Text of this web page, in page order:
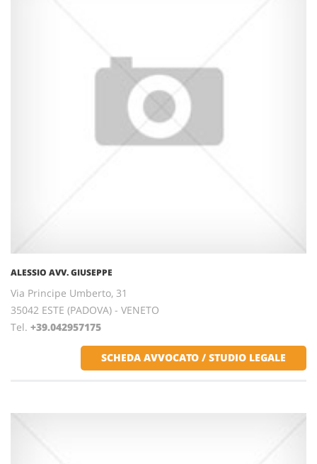
ALESSIO AVV. GIUSEPPE
Via Principe Umberto, 31
35042 ESTE (PADOVA) - VENETO
Tel. +39.042957175
SCHEDA AVVOCATO / STUDIO LEGALE